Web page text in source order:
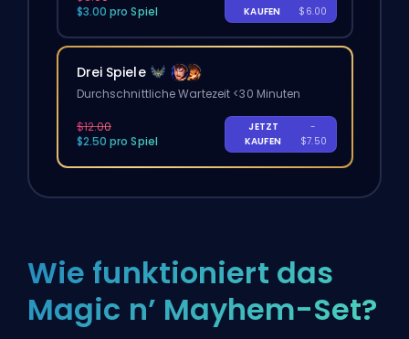
$3.00 pro Spiel
KAUFEN
$6.00
Drei Spiele
Durchschnittliche Wartezeit <30 Minuten
$12.00
$2.50 pro Spiel
JETZT
KAUFEN
-
$7.50
Wie funktioniert das
Magic n’ Mayhem-Set?